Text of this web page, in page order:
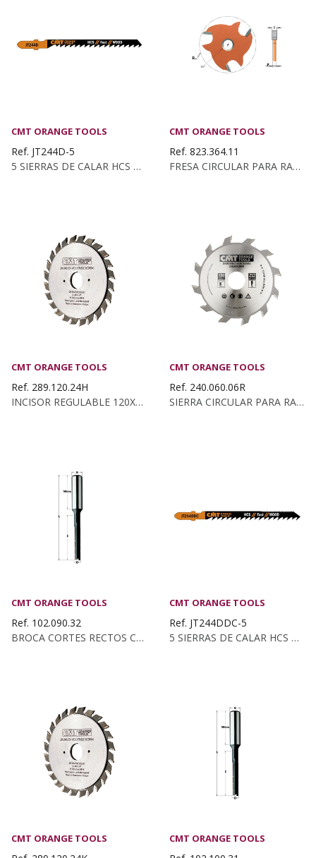
CMT ORANGE TOOLS
Ref. JT244D-5
5 SIERRAS DE CALAR HCS PARA MADERA CURVADA Y DE...
CMT ORANGE TOOLS
Ref. 823.364.11
FRESA CIRCULAR PARA RANURAS Z3 HM S:8...
CMT ORANGE TOOLS
Ref. 289.120.24H
INCISOR REGULABLE 120X2.8-3.6X20 Z:12+12 PLANO
CMT ORANGE TOOLS
Ref. 240.060.06R
SIERRA CIRCULAR PARA RANURAR 150X6X35 Z:12 RECTO
CMT ORANGE TOOLS
Ref. 102.090.32
BROCA CORTES RECTOS C/ROMP. KSS D:9 Z2...
CMT ORANGE TOOLS
Ref. JT244DDC-5
5 SIERRAS DE CALAR HCS PARA MADERA CURVADA Y DE...
CMT ORANGE TOOLS CMT ORANGE TOOLS